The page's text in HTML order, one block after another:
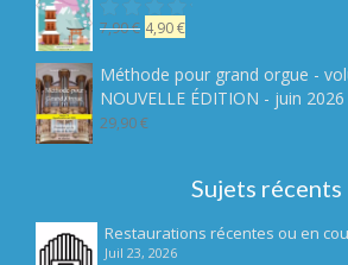
Notesur
5
7,90€ Le
initial
était :
7,90 €.
4,90€Le
actuel
est :
Méthode pour grand orgue -
NOUVELLE ÉDITION - juin 2026
29,90€
Sujets récents
Restaurations récentes ou en
Juil 23, 2026